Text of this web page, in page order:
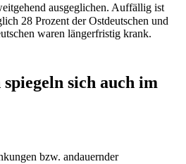
ausgeglichen. Auffällig ist
28 Prozent der Ostdeutschen und
waren längerfristig krank.
sich auch im
bzw. andauernder